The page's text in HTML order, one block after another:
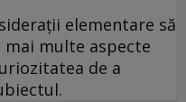
elementare să
multe aspecte
de a